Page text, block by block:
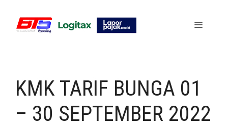
content
Menu
KMK TARIF BUNGA 01
– 30 SEPTEMBER 2022